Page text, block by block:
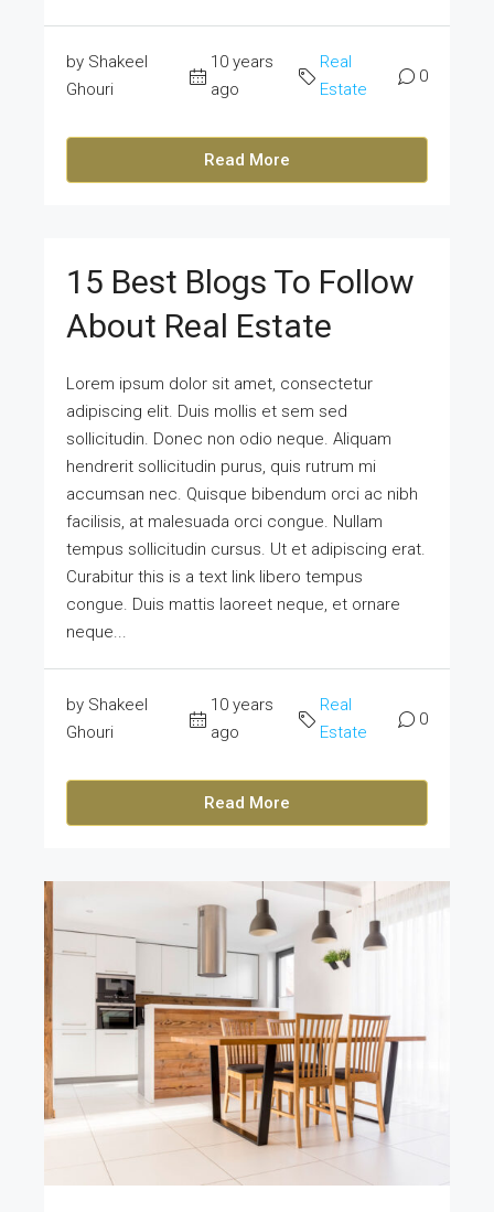
by Shakeel
Ghouri
10 years
ago
Real
Estate
0
Read More
15 Best Blogs To Follow
About Real Estate
Lorem ipsum dolor sit amet, consectetur
adipiscing elit. Duis mollis et sem sed
sollicitudin. Donec non odio neque. Aliquam
hendrerit sollicitudin purus, quis rutrum mi
accumsan nec. Quisque bibendum orci ac nibh
facilisis, at malesuada orci congue. Nullam
tempus sollicitudin cursus. Ut et adipiscing erat.
Curabitur this is a text link libero tempus
congue. Duis mattis laoreet neque, et ornare
neque...
by Shakeel
Ghouri
10 years
ago
Real
Estate
0
Read More